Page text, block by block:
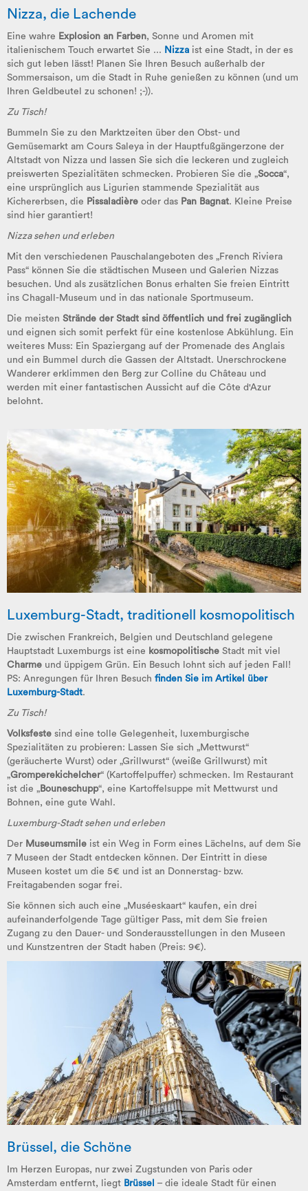
Nizza, die Lachende
Eine wahre Explosion an Farben, Sonne und Aromen mit
italienischem Touch erwartet Sie ... Nizza ist eine Stadt, in der es
sich gut leben lässt! Planen Sie Ihren Besuch außerhalb der
Sommersaison, um die Stadt in Ruhe genießen zu können (und um
Ihren Geldbeutel zu schonen! ;-)).
Zu Tisch!
Bummeln Sie zu den Marktzeiten über den Obst- und
Gemüsemarkt am Cours Saleya in der Hauptfußgängerzone der
Altstadt von Nizza und lassen Sie sich die leckeren und zugleich
preiswerten Spezialitäten schmecken. Probieren Sie die „Socca“,
eine ursprünglich aus Ligurien stammende Spezialität aus
Kichererbsen, die Pissaladière oder das Pan Bagnat. Kleine Preise
sind hier garantiert!
Nizza sehen und erleben
Mit den verschiedenen Pauschalangeboten des „French Riviera
Pass“ können Sie die städtischen Museen und Galerien Nizzas
besuchen. Und als zusätzlichen Bonus erhalten Sie freien Eintritt
ins Chagall-Museum und in das nationale Sportmuseum.
Die meisten Strände der Stadt sind öffentlich und frei zugänglich
und eignen sich somit perfekt für eine kostenlose Abkühlung. Ein
weiteres Muss: Ein Spaziergang auf der Promenade des Anglais
und ein Bummel durch die Gassen der Altstadt. Unerschrockene
Wanderer erklimmen den Berg zur Colline du Château und
werden mit einer fantastischen Aussicht auf die Côte d'Azur
belohnt.
Luxemburg-Stadt, traditionell kosmopolitisch
Die zwischen Frankreich, Belgien und Deutschland gelegene
Hauptstadt Luxemburgs ist eine kosmopolitische Stadt mit viel
Charme und üppigem Grün. Ein Besuch lohnt sich auf jeden Fall!
PS: Anregungen für Ihren Besuch finden Sie im Artikel über
Luxemburg-Stadt.
Zu Tisch!
Volksfeste sind eine tolle Gelegenheit, luxemburgische
Spezialitäten zu probieren: Lassen Sie sich „Mettwurst“
(geräucherte Wurst) oder „Grillwurst“ (weiße Grillwurst) mit
„Gromperekichelcher“ (Kartoffelpuffer) schmecken. Im Restaurant
ist die „ Bouneschupp“, eine Kartoffelsuppe mit Mettwurst und
Bohnen, eine gute Wahl.
Luxemburg-Stadt sehen und erleben
Der Museumsmile ist ein Weg in Form eines Lächelns, auf dem Sie
7 Museen der Stadt entdecken können. Der Eintritt in diese
Museen kostet um die 5€ und ist an Donnerstag- bzw.
Freitagabenden sogar frei.
Sie können sich auch eine „Muséeskaart“ kaufen, ein drei
aufeinanderfolgende Tage gültiger Pass, mit dem Sie freien
Zugang zu den Dauer- und Sonderausstellungen in den Museen
und Kunstzentren der Stadt haben (Preis: 9€).
Brüssel, die Schöne
Im Herzen Europas, nur zwei Zugstunden von Paris oder
Amsterdam entfernt, liegt Brüssel – die ideale Stadt für einen